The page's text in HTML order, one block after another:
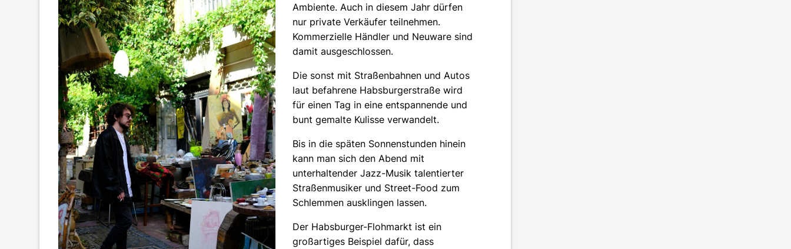
Ambiente. Auch in diesem Jahr dürfen
nur private Verkäufer teilnehmen.
Kommerzielle Händler und Neuware sind
damit ausgeschlossen.
Die sonst mit Straßenbahnen und Autos
laut befahrene Habsburgerstraße wird
für einen Tag in eine entspannende und
bunt gemalte Kulisse verwandelt.
Bis in die späten Sonnenstunden hinein
kann man sich den Abend mit
unterhaltender Jazz-Musik talentierter
Straßenmusiker und Street-Food zum
Schlemmen ausklingen lassen.
Der Habsburger-Flohmarkt ist ein
großartiges Beispiel dafür, dass